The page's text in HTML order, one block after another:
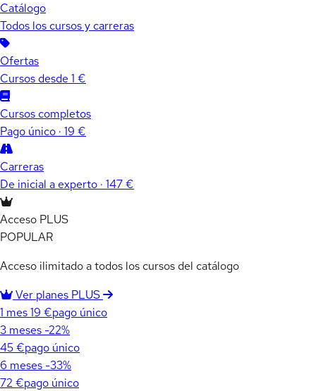
Catálogo
Todos los cursos y carreras
Ofertas
Cursos desde 1 €
Cursos completos
Pago único · 19 €
Carreras
De inicial a experto · 147 €
Acceso PLUS
POPULAR
Acceso ilimitado a todos los cursos del catálogo
Ver planes PLUS
1 mes19 €pago único
3 meses -22%
45 €pago único
6 meses -33%
72 €pago único